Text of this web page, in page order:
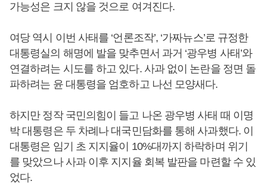
가능성은 크지 않을 것으로 여겨진다.
여당 역시 이번 사태를 ‘언론조작’, ‘가짜뉴스’로 규정한
대통령실의 해명에 발을 맞추면서 과거 ‘광우병 사태’와
연결하려는 시도를 하고 있다. 사과 없이 논란을 정면 돌
파하려는 윤 대통령을 엄호하고 나선 모양새다.
하지만 정작 국민의힘이 들고 나온 광우병 사태 때 이명
박 대통령은 두 차례나 대국민담화를 통해 사과했다. 이
대통령은 임기 초 지지율이 10%대까지 하락하며 위기
를 맞았으나 사과 이후 지지율 회복 발판을 마련할 수 있
었다.